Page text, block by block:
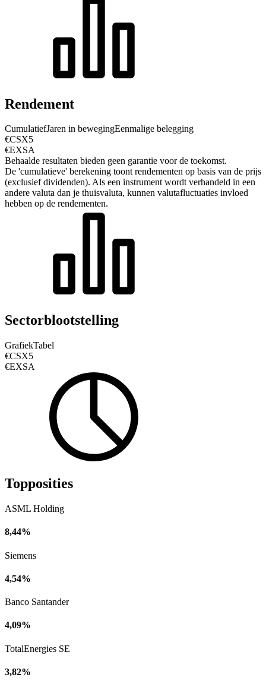
Rendement
CumulatiefJaren in bewegingEenmalige belegging
€CSX5
€EXSA
Behaalde resultaten bieden geen garantie voor de toekomst.
De 'cumulatieve' berekening toont rendementen op basis van de prijs
(exclusief dividenden). Als een instrument wordt verhandeld in een
andere valuta dan je thuisvaluta, kunnen valutafluctuaties invloed
hebben op de rendementen.
Sectorblootstelling
GrafiekTabel
€CSX5
€EXSA
Topposities
ASML Holding
8,44%
Siemens
4,54%
Banco Santander
4,09%
TotalEnergies SE
3,82%